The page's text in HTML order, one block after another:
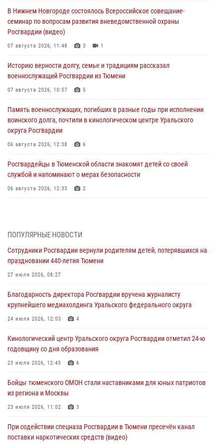
В Нижнем Новгороде состоялось Всероссийское совещание-
семинар по вопросам развития вневедомственной охраны
Росгвардии (видео)
07 августа 2026, 11:48 3 1
Историю верности долгу, семье и традициям рассказал
военнослужащий Росгвардии из Тюмени
07 августа 2026, 10:57 5
Память военнослужащих, погибших в разные годы при исполнении
воинского долга, почтили в кинологическом центре Уральского
округа Росгвардии
06 августа 2026, 12:38 6
Росгвардейцы в Тюменской области знакомят детей со своей
службой и напоминают о мерах безопасности
06 августа 2026, 12:33 2
06 августа 2026, 04:41 3
Росгвардейцы в Тюменской области почтили память генерала
армии Ивана Кирилловича Яковлева
05 августа 2026, 11:03
В Тюмени офицер Росгвардии в радиоэфире напомнил гражданам о
мерах безопасного владения оружием
05 августа 2026, 09:56
Военнослужащие Росгвардии сбили дрон-разведчик ВСУ на южном
направлении
05 августа 2026, 05:35
Стальной характер продемонстрировали росгвардейцы в ходе
масштабных спортивных событий на Урале
05 августа 2026, 05:22
ПОПУЛЯРНЫЕ НОВОСТИ
Сотрудники Росгвардии вернули родителям детей, потерявшихся на
праздновании 440-летия Тюмени
27 июля 2026, 08:27
Благодарность директора Росгвардии вручена журналисту
крупнейшего медиахолдинга Уральского федерального округа
24 июля 2026, 12:03 4
Кинологический центр Уральского округа Росгвардии отметил 24-ю
годовщину со дня образования
23 июля 2026, 12:43 6
Бойцы тюменского ОМОН стали наставниками для юных патриотов
из региона и Москвы
23 июля 2026, 11:02 3
При содействии спецназа Росгвардии в Тюмени пресечён канал
поставки наркотических средств (видео)